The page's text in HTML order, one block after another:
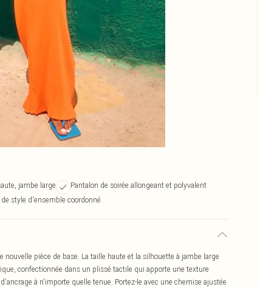
jambe large
Pantalon de soirée allongeant et polyvalent
style d'ensemble coordonné
pièce de base. La taille haute et la silhouette à jambe large
confectionnée dans un plissé tactile qui apporte une texture
à n'importe quelle tenue. Portez-le avec une chemise ajustée